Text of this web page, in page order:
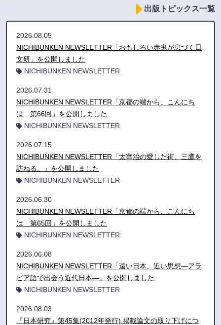
出版トピックス一覧
2026.08.05
NICHIBUNKEN NEWSLETTER「おもしろい赤鬼が息づく日
文研」を公開しました
NICHIBUNKEN NEWSLETTER
2026.07.31
NICHIBUNKEN NEWSLETTER「京都の端から、こんにち
は 第66回」を公開しました
NICHIBUNKEN NEWSLETTER
2026.07.15
NICHIBUNKEN NEWSLETTER「太宰治の愛した街、三鷹を
訪ねる。」を公開しました
NICHIBUNKEN NEWSLETTER
2026.06.30
NICHIBUNKEN NEWSLETTER「京都の端から、こんにち
は 第65回」を公開しました
NICHIBUNKEN NEWSLETTER
2026.06.08
NICHIBUNKEN NEWSLETTER「遠い日本、近い思想―アラ
ビア語で出会う近代日本―」を公開しました
NICHIBUNKEN NEWSLETTER
2026.08.03
『日本研究』第45集(2012年発行) 掲載論文の取り下げにつ